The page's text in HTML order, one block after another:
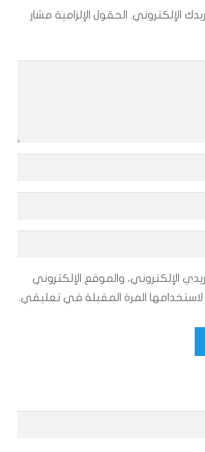
الإلكتروني. الحقول الإلزامية مشار
الإلكتروني، والموقع الإلكتروني
المرة المقبلة في تعليقي.